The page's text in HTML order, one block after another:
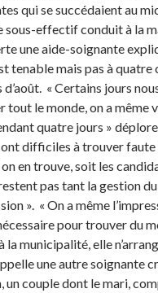
qui se succédaient au
sous-effectif conduit à la
une aide-soignante
tenable mais pas à quatre
« Certains jours
tout le monde, on a même
quatre jours »
difficiles à trouver faute
on en trouve, soit les
pas tant la gestion
». « On a même
pour trouver du
la municipalité, elle
une autre soignante
un couple dont le mari,